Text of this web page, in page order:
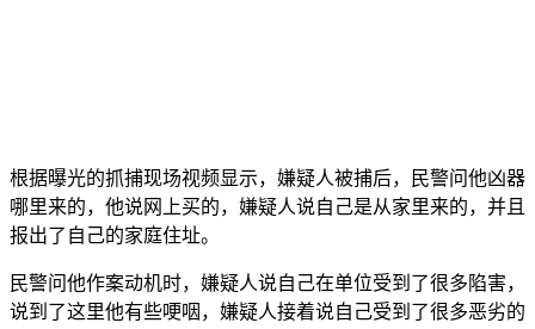
根据曝光的抓捕现场视频显示，嫌疑人被捕后，民警问他凶器
哪里来的，他说网上买的，嫌疑人说自己是从家里来的，并且
报出了自己的家庭住址。
民警问他作案动机时，嫌疑人说自己在单位受到了很多陷害，
说到了这里他有些哽咽，嫌疑人接着说自己受到了很多恶劣的